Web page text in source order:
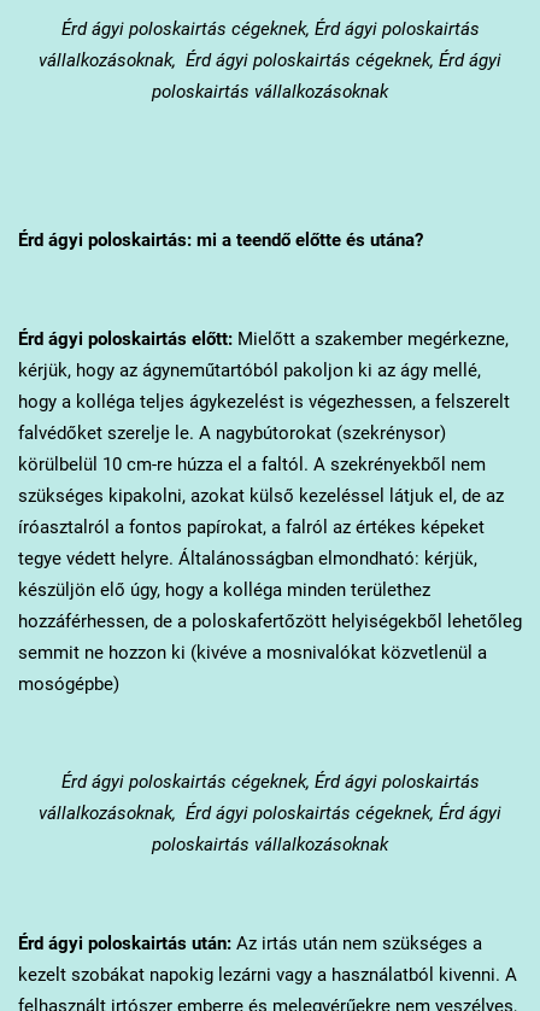
Érdágyi poloskairtás cégeknek, Érd ágyi poloskairtás
vállalkozásoknak, Érd ágyi poloskairtás cégeknek, Érd ágyi
poloskairtás vállalkozásoknak
Érdágyi poloskairtás: mi a teendő előtte és utána?
Érdágyi poloskairtás előtt:Mielőtt a szakember megérkezne,
kérjük, hogy az ágyneműtartóból pakoljon ki az ágy mellé,
hogy a kolléga teljes ágykezelést is végezhessen, a felszerelt
falvédőket szerelje le. A nagybútorokat (szekrénysor)
körülbelül 10 cm-re húzza el a faltól. A szekrényekből nem
szükséges kipakolni, azokat külső kezeléssel látjuk el, de az
íróasztalról a fontos papírokat, a falról az értékes képeket
tegye védett helyre. Általánosságban elmondható: kérjük,
készüljön elő úgy, hogy a kolléga minden területhez
hozzáférhessen, de a poloskafertőzött helyiségekből lehetőleg
semmit ne hozzon ki (kivéve a mosnivalókat közvetlenül a
mosógépbe)
Érdágyi poloskairtás cégeknek, Érd ágyi poloskairtás
vállalkozásoknak, Érd ágyi poloskairtás cégeknek, Érd ágyi
poloskairtás vállalkozásoknak
Érd ágyi poloskairtás után:Az irtás után nem szükséges a
kezelt szobákat napokig lezárni vagy a használatból kivenni. A